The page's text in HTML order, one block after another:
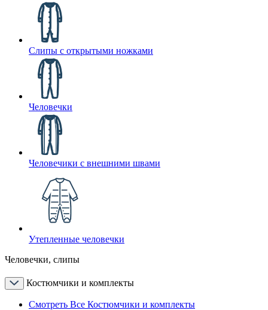
Слипы с открытыми ножками
Человечки
Человечики с внешними швами
Утепленные человечки
Человечки, слипы
Костюмчики и комплекты
Смотреть Все Костюмчики и комплекты